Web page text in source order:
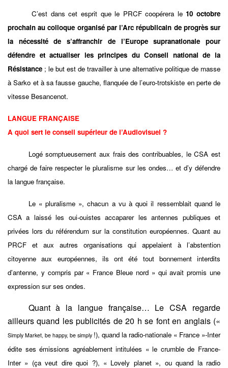
C’est dans cet esprit que le PRCF coopérera le10 octobre
prochain au colloque organisé par l’Arc républicain de progrès sur
la nécessité de s’affranchir de l’Europe supranationale pour
défendre et actualiser les principes du Conseil national de la
Résistance ; le but est de travailler à une alternative politique de masse
à Sarko et à sa fausse gauche, flanquée de l’euro-trotskiste en perte de
vitesse Besancenot.
LANGUE FRANÇAISE
A quoi sert le conseil supérieur de l’Audiovisuel ?
Logé somptueusement aux frais des contribuables, le CSA est
chargé de faire respecter le pluralisme sur les ondes… et d’y défendre
la langue française.
Le « pluralisme », chacun a vu à quoi il ressemblait quand le
CSA a laissé les oui-ouistes accaparer les antennes publiques et
privées lors du référendum sur la constitution européennes. Quant au
PRCF et aux autres organisations qui appelaient à l’abstention
citoyenne aux européennes, ils ont été tout bonnement interdits
d’antenne, y compris par « France Bleue nord » qui avait promis une
expression sur ses ondes.
Quant à la langue française… Le CSA regarde
ailleurs quand les publicités de 20 h se font en anglais («
Simply Market, be happy, be simply !), quand la radio-nationale « France »-Inter
édite ses émissions agréablement intitulées « le crumble de France-
Inter » (ça veut dire quoi ?), « Lovely planet », ou quand la radio